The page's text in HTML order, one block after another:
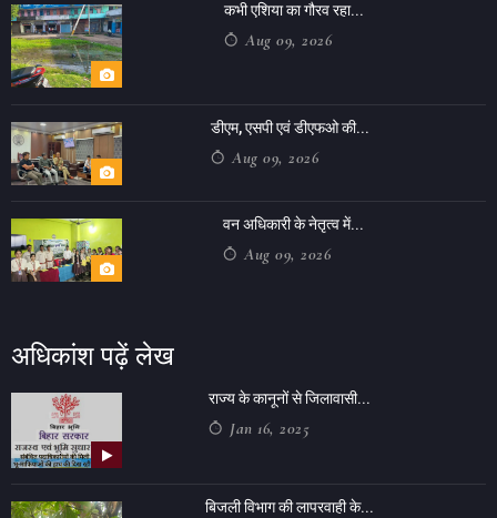
कभी एशिया का गौरव रहा...
Aug 09, 2026
डीएम, एसपी एवं डीएफओ की...
Aug 09, 2026
वन अधिकारी के नेतृत्व में...
Aug 09, 2026
अधिकांश पढ़ें लेख
राज्य के कानूनों से जिलावासी...
Jan 16, 2025
बिजली विभाग की लापरवाही के...